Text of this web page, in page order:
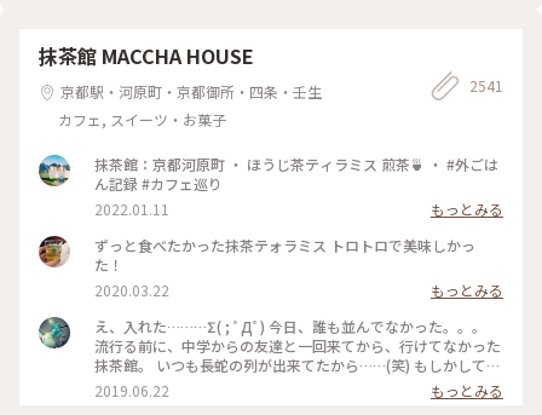
れた落ち着いた店内は 天井の梁や調度品もシックで美しく 昭
和の香りが漂っていますが、 お客さんは若い観光客の方が多
かったです。 お席もすごく近いのですが、 コーナーだったの
で ひっそりと自分の時間を過ごせました✨ ゆるり京都の街歩
きを楽しむことが できた素敵な1日でした。 ・ ・ #私のことり
茶ソワレ #純喫茶 #喫茶店 #ゼリーポンチ #ひんやりスイーツ #
京都スイーツ #京都カフェ #レトロ #レトロ喫茶 #昭和レトロ #
四条河原町 #京都 #ことりっぷ京都 #ことりっぷ三都巡りの旅
抹茶館 MACCHA HOUSE
京都駅・河原町・京都御所・四条・壬生
カフェ, スイーツ・お菓子
2541
抹茶館：京都河原町 ・ ほうじ茶ティラミス 煎茶🍵 ・ #外ごは
ん記録 #カフェ巡り
2022.01.11
もっとみる
ずっと食べたかった抹茶テォラミス トロトロで美味しかっ
た！
2020.03.22
もっとみる
え、入れた………Σ( ; ﾟДﾟ) 今日、誰も並んでなかった。。。
流行る前に、中学からの友達と一回来てから、行けてなかった
抹茶館。 いつも長蛇の列が出来てたから……(笑) もしかして、
別の所に新しい店舗が出来たのかな？ ……と、思ってたのです
が、店の外に出たら列が出来てましたΣ( ; ﾟДﾟ)運が良かっ
2019.06.22 もっとみる